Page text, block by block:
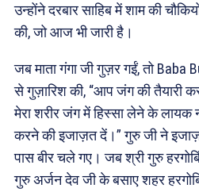
उन्होंने दरबार साहिब में शाम की
की, जो आज भी जारी है।
जब माता गंगा जी गुज़र गईं, तो Baba
से गुज़ारिश की, “आप जंग की तैयारी
मेरा शरीर जंग में हिस्सा लेने के लायक
करने की इजाज़त दें।” गुरु जी ने
पास बीर चले गए। जब श्री गुरु
गुरु अर्जन देव जी के बसाए शहर